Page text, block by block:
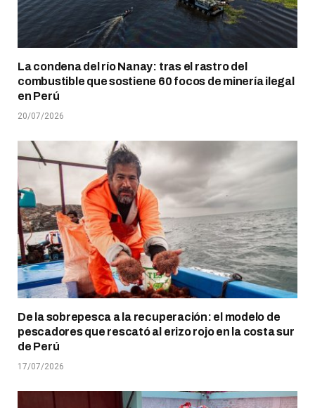
La condena del río Nanay: tras el rastro del
combustible que sostiene 60 focos de minería ilegal
en Perú
20/07/2026
De la sobrepesca a la recuperación: el modelo de
pescadores que rescató al erizo rojo en la costa sur
de Perú
17/07/2026